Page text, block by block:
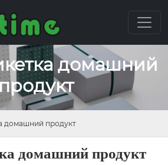
домашний
продукт
домашний продукт
домашний продукт